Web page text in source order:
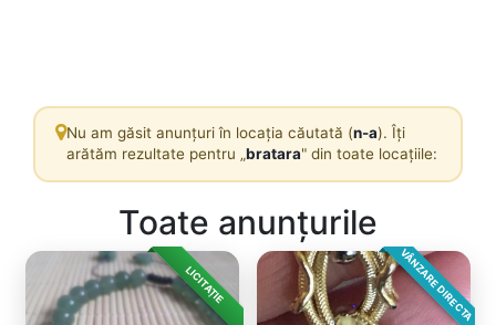
Nu am găsit anunțuri în locația căutată (n-a). Îți
arătăm rezultate pentru „bratara" din toate locațiile:
Toate anunțurile
LICITAȚIE VÂNZARE DIRECTA